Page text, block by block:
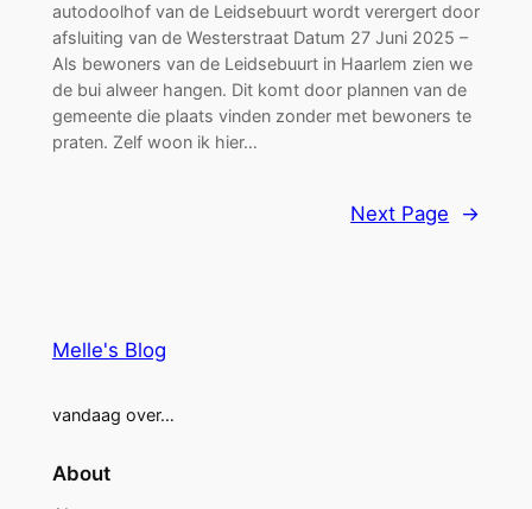
autodoolhof van de Leidsebuurt wordt verergert door
afsluiting van de Westerstraat Datum 27 Juni 2025 –
Als bewoners van de Leidsebuurt in Haarlem zien we
de bui alweer hangen. Dit komt door plannen van de
gemeente die plaats vinden zonder met bewoners te
praten. Zelf woon ik hier…
Next Page →
Melle's Blog
vandaag over…
About